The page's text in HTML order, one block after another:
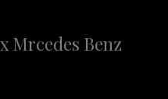
Mrcedes Benz